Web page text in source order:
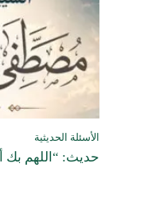
الأسئلة الحديثية
حديث: “اللهم بك